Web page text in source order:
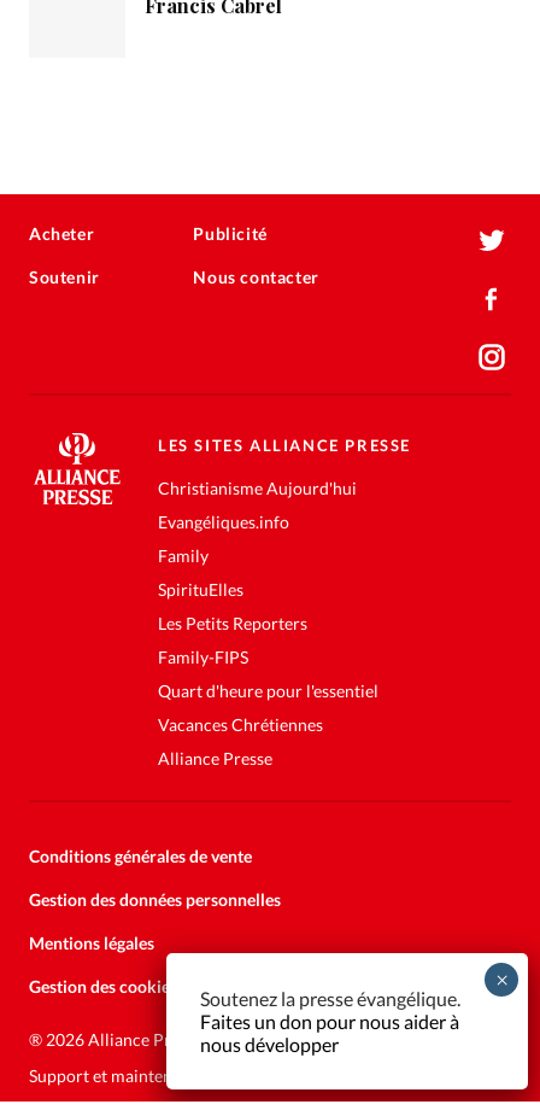
Francis Cabrel
Acheter
Soutenir
Publicité
Nous contacter
LES SITES ALLIANCE PRESSE
Christianisme Aujourd'hui
Evangéliques.info
Family
SpirituElles
Les Petits Reporters
Family-FIPS
Quart d'heure pour l'essentiel
Vacances Chrétiennes
Alliance Presse
Conditions générales de vente
Gestion des données personnelles
Mentions légales
Gestion des cookies
® 2026 Alliance Presse
Support et maintenance:
Soutenez la presse évangélique.
Faites un don pour nous aider à
nous développer